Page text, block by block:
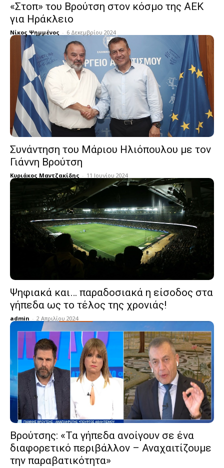
«Στοπ» του Βρούτση στον κόσμο της ΑΕΚ
για Ηράκλειο
Νίκος Ψημμένος - 6 Δεκεμβρίου 2024
Συνάντηση του Μάριου Ηλιόπουλου με τον
Γιάννη Βρούτση
Κυριάκος Μαντζακίδης - 11 Ιουνίου 2024
Ψηφιακά και… παραδοσιακά η είσοδος στα
γήπεδα ως το τέλος της χρονιάς!
admin - 2 Απριλίου 2024
Bρούτσης: «Τα γήπεδα ανοίγουν σε ένα
διαφορετικό περιβάλλον – Αναχαιτίζουμε
την παραβατικότητα»